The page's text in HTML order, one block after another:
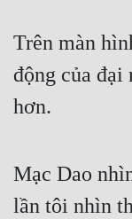
Kiếm Hiệp
Kỳ Huyễn
Làm Giàu
Trên màn
động của đại
hơn.
Mạc Dao
lần tôi nhìn